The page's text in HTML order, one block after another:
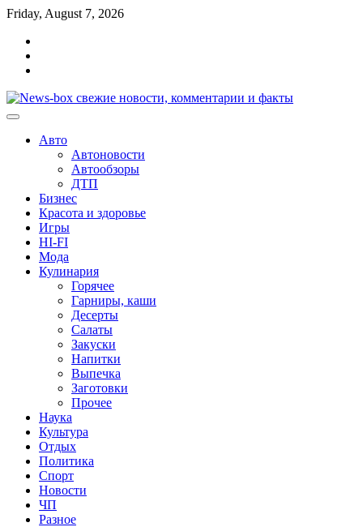
Перейти
содержимому
Friday, August 7, 2026
Авто
Автоновости
Автообзоры
ДТП
Бизнес
Красота и здоровье
Игры
HI-FI
Мода
Кулинария
Горячее
Гарниры, каши
Десерты
Салаты
Закуски
Напитки
Выпечка
Заготовки
Прочее
Наука
Культура
Отдых
Политика
Спорт
Новости
ЧП
Разное